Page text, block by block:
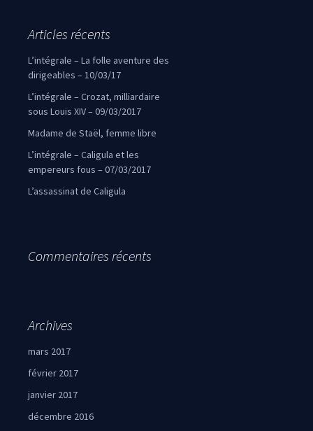
Articles récents
L’intégrale – La folle aventure des
dirigeables – 10/03/17
L’intégrale – Crozat, milliardaire
sous Louis XIV – 09/03/2017
Madame de Staël, femme libre
L’intégrale – Caligula et les
empereurs fous – 07/03/2017
L’assassinat de Caligula
Commentaires récents
Archives
mars 2017
février 2017
janvier 2017
décembre 2016